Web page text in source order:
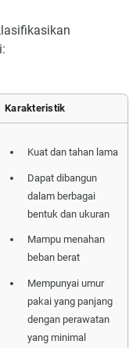
Karakteristik
Kuat dan tahan lama
Dapat dibangun
dalam berbagai
bentuk dan ukuran
Mampu menahan
beban berat
Mempunyai umur
pakai yang panjang
dengan perawatan
yang minimal